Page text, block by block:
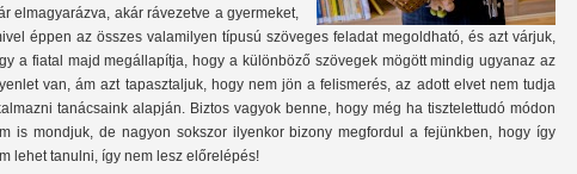
elmagyarázva, akár rávezetve a gyermeket,
éppen az összes valamilyen típusú szöveges feladat megoldható, és azt várjuk,
a fiatal majd megállapítja, hogy a különböző szövegek mögött mindig ugyanaz az
van, ám azt tapasztaljuk, hogy nem jön a felismerés, az adott elvet nem tudja
tanácsaink alapján. Biztos vagyok benne, hogy még ha tisztelettudó módon
is mondjuk, de nagyon sokszor ilyenkor bizony megfordul a fejünkben, hogy így
lehet tanulni, így nem lesz előrelépés!